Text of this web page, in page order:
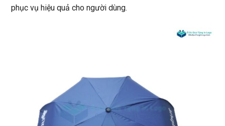
phục vụ hiệu quả cho người dùng.